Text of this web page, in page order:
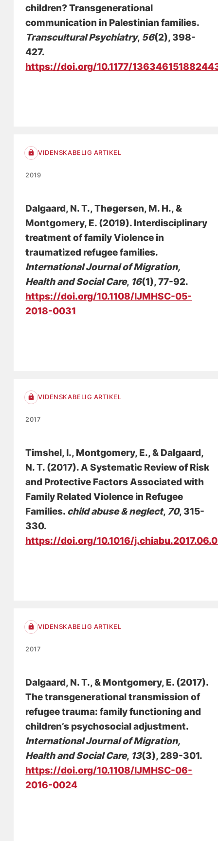
children? Transgenerational
communication in Palestinian families.
Transcultural Psychiatry, 56(2), 398-
427.
https://doi.org/10.1177/
VIDENSKABELIG ARTIKEL
2019
Dalgaard, N. T., Thøgersen, M. H., &
Montgomery, E. (2019). Interdisciplinary
treatment of family Violence in
traumatized refugee families.
International Journal of Migration,
Health and Social Care, 16(1), 77-92.
https://doi.org/10.1108/IJMHSC-05-
2018-0031
VIDENSKABELIG ARTIKEL
2017
Timshel, I., Montgomery, E., & Dalgaard,
N. T. (2017).A Systematic Review of Risk
and Protective Factors Associated with
Family Related Violence in Refugee
Families. child abuse & neglect, 70, 315-
330.
https://doi.org/10.1016/
VIDENSKABELIG ARTIKEL
2017
Dalgaard, N. T., & Montgomery, E. (2017).
The transgenerational transmission of
refugee trauma: family functioning and
children’s psychosocial adjustment.
International Journal of Migration,
Health and Social Care, 13(3), 289-301.
https://doi.org/10.1108/IJMHSC-06-
2016-0024